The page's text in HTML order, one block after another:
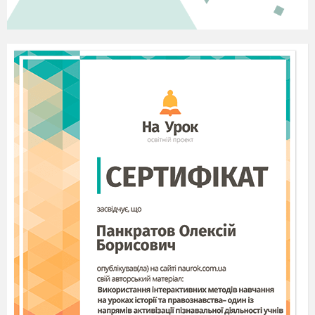
Актуалізація опорних знань і умінь учнів.
На попередньому уроці ми з вами вивчили
Ми ознайомилися з ГП , межами і розмірами
зони, характерними рисами природних
комплексів, сучасними ландшафтами,
природоохоронними територіями.
На сьогоднішньому уроці ми продовжимо
вдосконалювати вміння і навички пов’язані з
виконанням завдань і читанням карти.
Для цього, на початку, нам потрібно повторити
те, що ми вивчили на попередньому уроці.
Повторення вивченого матеріалу, як і урок в
цілому, буде проходити у вигляді гри-змагань
географічних експедицій, яких є 5
Закінчити речення
«Інтелектуальна розминка» - полягає в